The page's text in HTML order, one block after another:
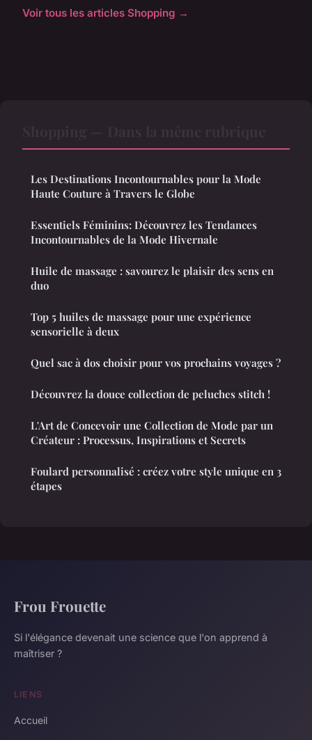
Voir tous les articles Shopping →
Les Destinations Incontournables pour la Mode
Haute Couture à Travers le Globe
Essentiels Féminins: Découvrez les Tendances
Incontournables de la Mode Hivernale
Huile de massage : savourez le plaisir des sens en
duo
Top 5 huiles de massage pour une expérience
sensorielle à deux
Quel sac à dos choisir pour vos prochains voyages ?
Découvrez la douce collection de peluches stitch !
L'Art de Concevoir une Collection de Mode par un
Créateur : Processus, Inspirations et Secrets
Foulard personnalisé : créez votre style unique en 3
étapes
Frou Frouette
Si l'élégance devenait une science que l'on apprend à
maîtriser ?
LIENS
Accueil